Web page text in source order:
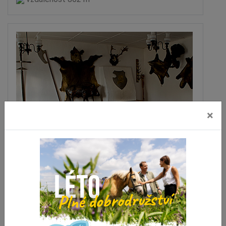
Hotýlek u Kance
Lipová-lázně
vzdálenost 1 km
×